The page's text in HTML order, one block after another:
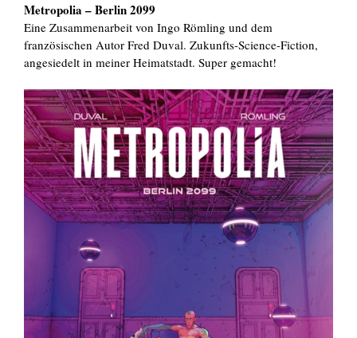
Metropolia – Berlin 2099
Eine Zusammenarbeit von Ingo Römling und dem
französischen Autor Fred Duval. Zukunfts-Science-Fiction,
angesiedelt in meiner Heimatstadt. Super gemacht!